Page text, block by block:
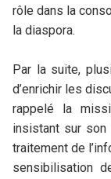
rôle dans la
la diaspora.
Par la suite,
d’enrichir les
rappelé la
insistant sur
traitement de
sensibilisation